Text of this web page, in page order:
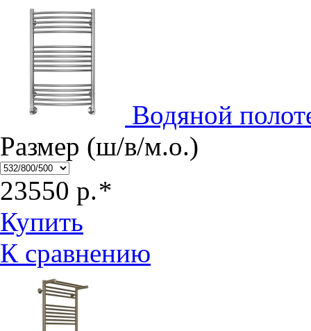
Водяной
Размер (ш/в/м.о.)
23550 р.*
Купить
К сравнению